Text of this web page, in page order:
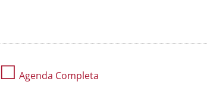
☐ Agenda Completa